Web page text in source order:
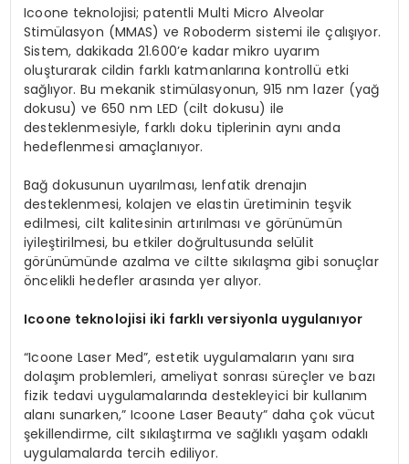
Icoone teknolojisi; patentli Multi Micro Alveolar
Stimülasyon (MMAS) ve Roboderm sistemi ile çalışıyor.
Sistem, dakikada 21.600’e kadar mikro uyarım
oluşturarak cildin farklı katmanlarına kontrollü etki
sağlıyor. Bu mekanik stimülasyonun, 915 nm lazer (yağ
dokusu) ve 650 nm LED (cilt dokusu) ile
desteklenmesiyle, farklı doku tiplerinin aynı anda
hedeflenmesi amaçlanıyor.
Bağ dokusunun uyarılması, lenfatik drenajın
desteklenmesi, kolajen ve elastin üretiminin teşvik
edilmesi, cilt kalitesinin artırılması ve görünümün
iyileştirilmesi, bu etkiler doğrultusunda selülit
görünümünde azalma ve ciltte sıkılaşma gibi sonuçlar
öncelikli hedefler arasında yer alıyor.
Icoone teknolojisi iki farklı versiyonla uygulanıyor
“Icoone Laser Med”, estetik uygulamaların yanı sıra
dolaşım problemleri, ameliyat sonrası süreçler ve bazı
fizik tedavi uygulamalarında destekleyici bir kullanım
alanı sunarken,” Icoone Laser Beauty” daha çok vücut
şekillendirme, cilt sıkılaştırma ve sağlıklı yaşam odaklı
uygulamalarda tercih ediliyor.